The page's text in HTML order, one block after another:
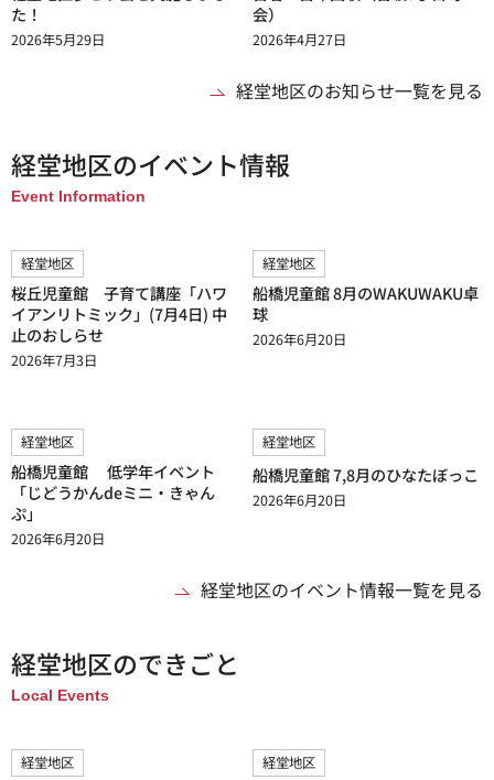
た！
2026年5月29日
会）
2026年4月27日
経堂地区のお知らせ一覧を見る
経堂地区のイベント情報
Event Information
経堂地区
桜丘児童館 子育て講座「ハワ
イアンリトミック」(7月4日) 中
止のおしらせ
2026年7月3日
経堂地区
船橋児童館 8月のWAKUWAKU卓
球
2026年6月20日
経堂地区
船橋児童館 低学年イベント
「じどうかんdeミニ・きゃん
ぷ」
2026年6月20日
経堂地区
船橋児童館 7,8月のひなたぼっこ
2026年6月20日
経堂地区のイベント情報一覧を見る
経堂地区のできごと
Local Events
経堂地区 経堂地区